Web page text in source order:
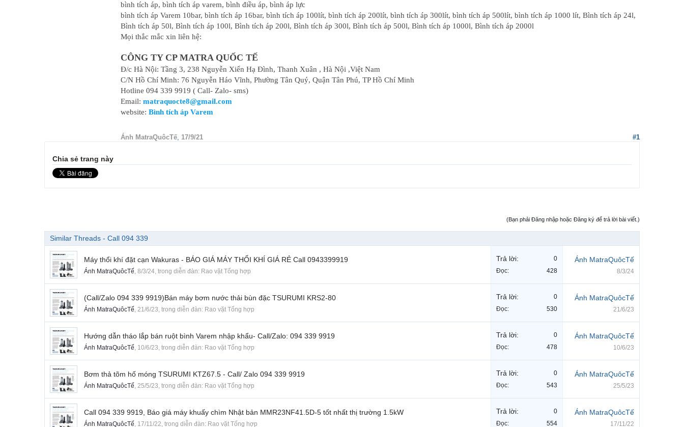
bình tích áp, bình tích áp varem, bình điều áp, bình áp lực
bình tích áp Varem 10bar, bình tích áp 16bar, bình tích áp 100lít, bình tích áp 200lít, bình tích áp 300lít, bình tích áp 500lít, bình tích áp 1000 lít, Bình tích áp 24l,
Bình tích áp 50l, Bình tích áp 100l, Bình tích áp 200l, Bình tích áp 300l, Bình tích áp 500l, Bình tích áp 1000l, Bình tích áp 2000l
Mọi thắc mắc xin liên hệ:
CÔNG TY CP MATRA QUỐC TẾ
Đ/c Hà Nội: Tầng 3, 238 Nguyễn Xiển Hạ Đình, Thanh Xuân , Hà Nội ,Việt Nam
C/N Hồ Chí Minh: 76 Nguyễn Háo Vĩnh, Phường Tân Quý, Quận Tân Phú, TP Hồ Chí Minh
Hotline 094 339 9919 ( Call- Zalo- sms)
Email: matraquocte8@gmail.com
website: Bình tích áp Varem
Ánh MatraQuôcTế, 17/9/21 #1
Chia sẻ trang này
(Bạn phải Đăng nhập hoặc Đăng ký để trả lời bài viết.)
Similar Threads - Call 094 339
Máy thổi khí đặt cạn Wakuras - BÁO GIÁ MÁY THỔI KHÍ GIÁ RẺ Call 0943399919
Ánh MatraQuôcTế, 8/3/24, trong diễn đàn: Rao vặt Tổng hợp
Trả lời:
0
Đọc:
428
Ánh MatraQuôcTế
8/3/24
(Call/Zalo 094 339 9919)Bán máy bơm nước thải bùn đặc TSURUMI KRS2-80
Ánh MatraQuôcTế, 21/6/23, trong diễn đàn: Rao vặt Tổng hợp
Trả lời:
0
Đọc:
530
Ánh MatraQuôcTế
21/6/23
Hướng dẫn tháo lắp bán ruột bình Varem nhập khẩu- Call/Zalo: 094 339 9919
Ánh MatraQuôcTế, 10/6/23, trong diễn đàn: Rao vặt Tổng hợp
Trả lời:
0
Đọc:
478
Ánh MatraQuôcTế
10/6/23
Bơm thả tõm hố móng TSURUMI KTZ67.5 - Call/ Zalo 094 339 9919
Ánh MatraQuôcTế, 25/5/23, trong diễn đàn: Rao vặt Tổng hợp
Trả lời:
0
Đọc:
543
Ánh MatraQuôcTế
25/5/23
Call 094 339 9919, Báo giá máy khuấy chìm Nhật bản MMR23NF41.5D-5 tốt nhất thị trường 1.5kW
Ánh MatraQuôcTế, 17/11/22, trong diễn đàn: Rao vặt Tổng hợp
Trả lời:
0
Đọc:
554
Ánh MatraQuôcTế
17/11/22